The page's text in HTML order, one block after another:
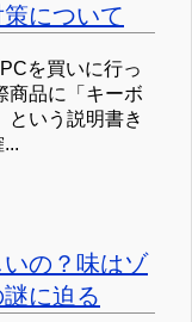
について
を買いに行っ
商品に「キーボ
という説明書き
の？味はゾ
に迫る